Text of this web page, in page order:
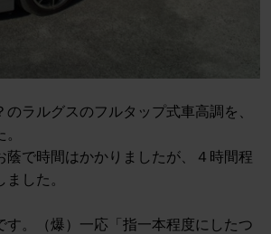
のラルグスのフルタップ式車高調を、
蔭で時間はかかりましたが、４時間程
した。
す。（爆）一応「指一本程度にしたつ